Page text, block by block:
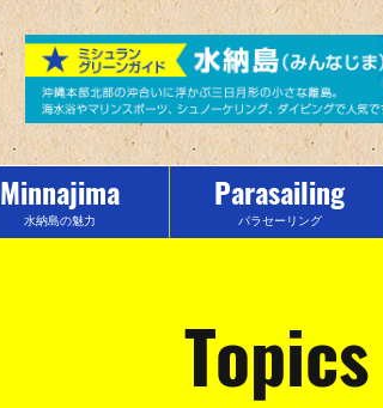
Minnajima
水納島の魅力
Parasailing
パラセーリング
Topics